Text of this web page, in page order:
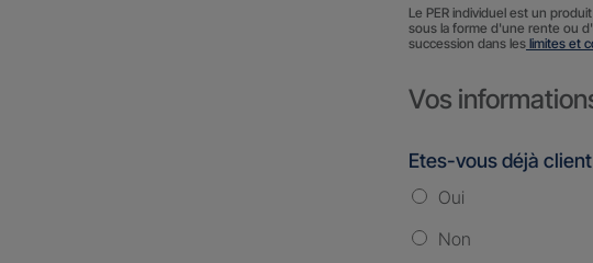
Le PER individuel est un
sous la forme d'une rente ou
succession dans leslimites et
Vos
Etes-vous déjà
Oui
Non